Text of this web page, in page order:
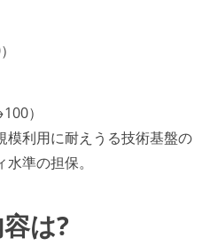
）
模利用に耐えうる技術基盤の
準の担保。
は?